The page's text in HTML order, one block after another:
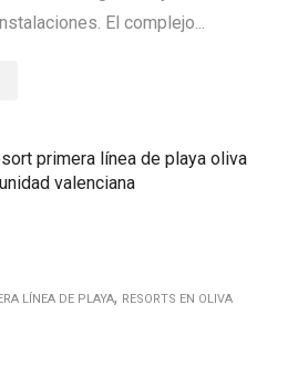
El complejo...
LÍNEA DE PLAYA, RESORTS EN OLIVA